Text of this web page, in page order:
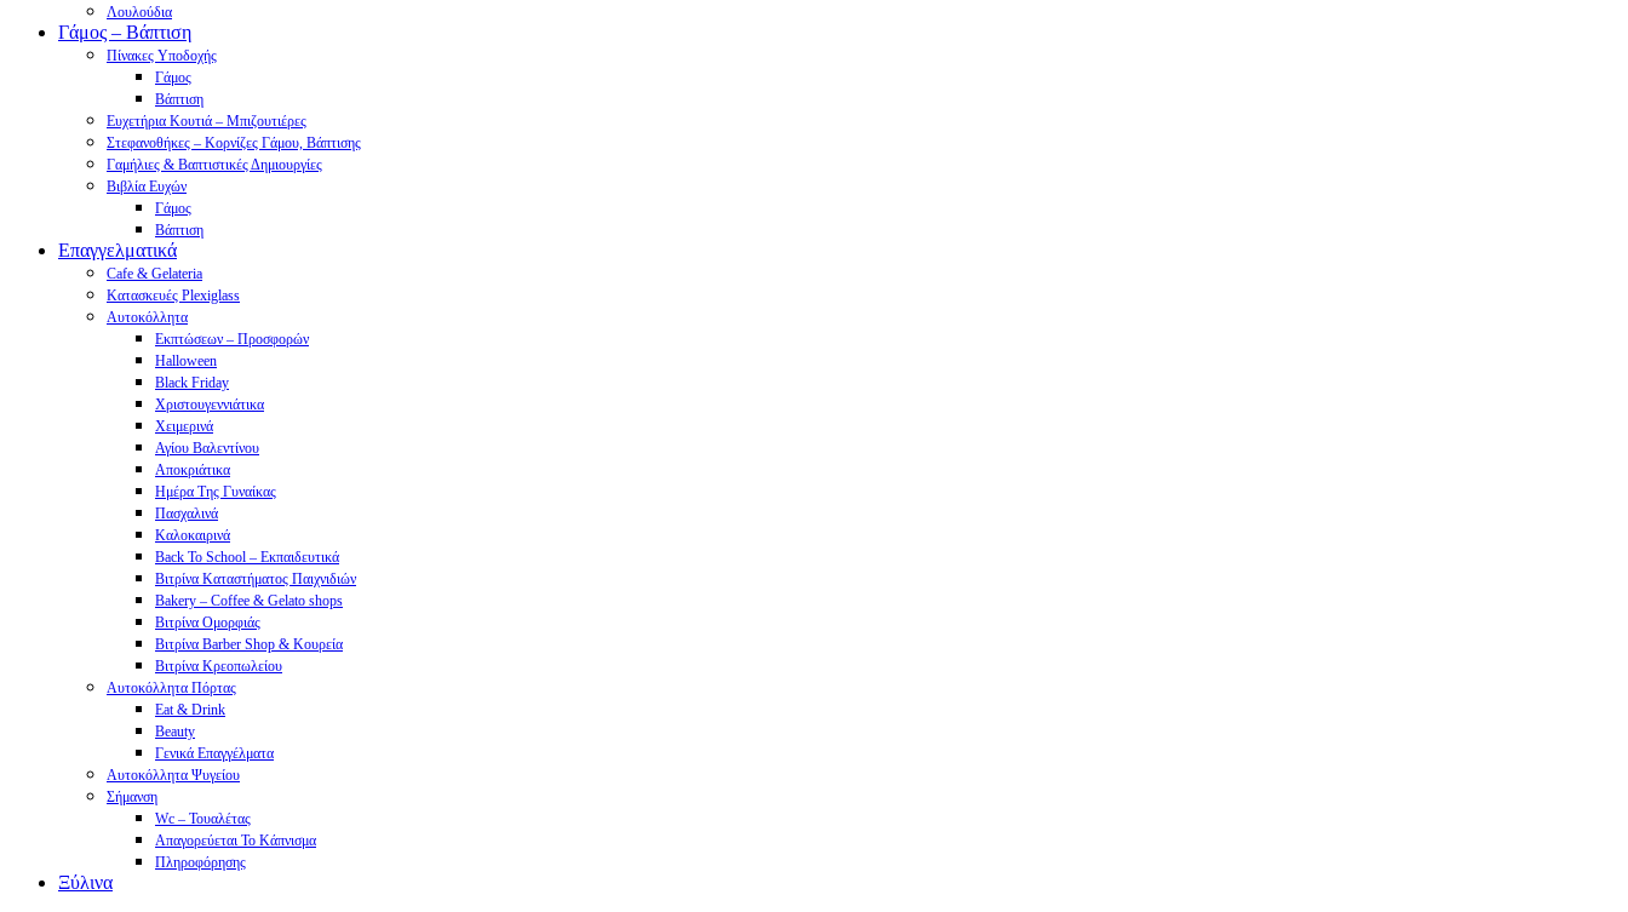
Λουλούδια
Γάμος – Βάπτιση
Πίνακες Υποδοχής
Γάμος
Βάπτιση
Ευχετήρια Κουτιά – Μπιζουτιέρες
Στεφανοθήκες – Κορνίζες Γάμου, Βάπτισης
Γαμήλιες & Βαπτιστικές Δημιουργίες
Βιβλία Ευχών
Γάμος
Βάπτιση
Επαγγελματικά
Cafe & Gelateria
Κατασκευές Plexiglass
Αυτοκόλλητα
Εκπτώσεων – Προσφορών
Halloween
Black Friday
Χριστουγεννιάτικα
Χειμερινά
Αγίου Βαλεντίνου
Αποκριάτικα
Ημέρα Της Γυναίκας
Πασχαλινά
Καλοκαιρινά
Back To School – Εκπαιδευτικά
Βιτρίνα Καταστήματος Παιχνιδιών
Bakery – Coffee & Gelato shops
Βιτρίνα Ομορφιάς
Βιτρίνα Barber Shop & Κουρεία
Βιτρίνα Κρεοπωλείου
Αυτοκόλλητα Πόρτας
Eat & Drink
Beauty
Γενικά Επαγγέλματα
Αυτοκόλλητα Ψυγείου
Σήμανση
Wc – Τουαλέτας
Απαγορεύεται Το Κάπνισμα
Πληροφόρησης
Ξύλινα